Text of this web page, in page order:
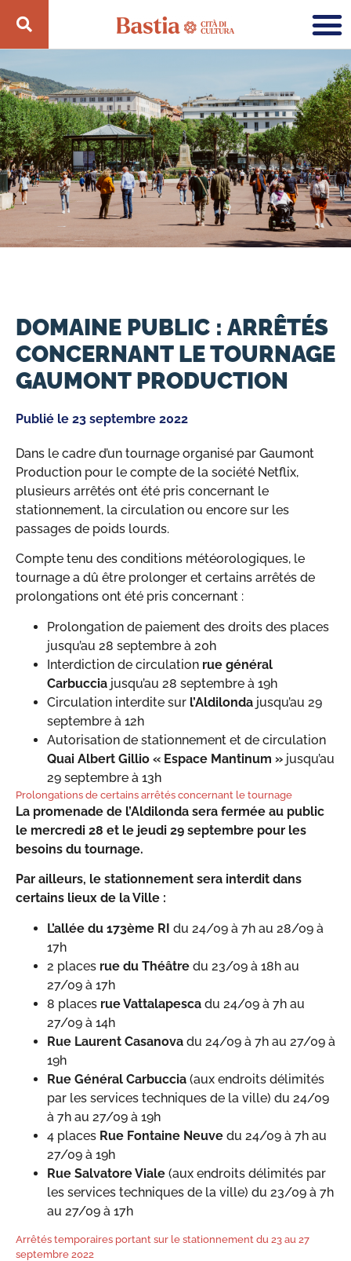
DOMAINE PUBLIC : ARRÊTÉS
CONCERNANT LE TOURNAGE
GAUMONT PRODUCTION
Publié le 23 septembre 2022
Dans le cadre d’un tournage organisé par Gaumont
Production pour le compte de la société Netflix,
plusieurs arrêtés ont été pris concernant le
stationnement, la circulation ou encore sur les
passages de poids lourds.
Compte tenu des conditions météorologiques, le
tournage a dû être prolonger et certains arrêtés de
prolongations ont été pris concernant :
Prolongation de paiement des droits des places
jusqu’au 28 septembre à 20h
Interdiction de circulation rue général
Carbuccia jusqu’au 28 septembre à 19h
Circulation interdite sur l’Aldilonda jusqu’au 29
septembre à 12h
Autorisation de stationnement et de circulation
Quai Albert Gillio « Espace Mantinum » jusqu’au
29 septembre à 13h
Prolongations de certains arrêtés concernant le tournage
La promenade de l’Aldilonda sera fermée au public
le mercredi 28 et le jeudi 29 septembre pour les
besoins du tournage.
Par ailleurs, le stationnement sera interdit dans
certains lieux de la Ville :
L’allée du 173ème RI du 24/09 à 7h au 28/09 à
17h
2 places rue du Théâtre du 23/09 à 18h au
27/09 à 17h
8 places rue Vattalapesca du 24/09 à 7h au
27/09 à 14h
Rue Laurent Casanova du 24/09 à 7h au 27/09 à
19h
Rue Général Carbuccia (aux endroits délimités
par les services techniques de la ville) du 24/09
à 7h au 27/09 à 19h
4 places Rue Fontaine Neuve du 24/09 à 7h au
27/09 à 19h
Rue Salvatore Viale (aux endroits délimités par
les services techniques de la ville) du 23/09 à 7h
au 27/09 à 17h
Arrêtés temporaires portant sur le stationnement du 23 au 27
septembre 2022